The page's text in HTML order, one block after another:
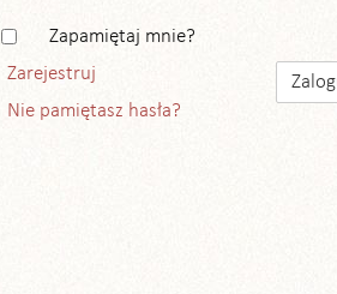
Zapamiętaj mnie?
Zarejestruj
Nie pamiętasz hasła?